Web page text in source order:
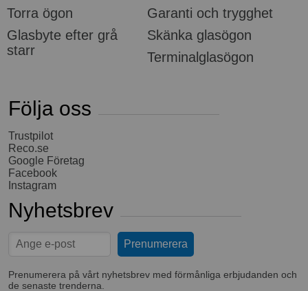
Torra ögon
Garanti och trygghet
Glasbyte efter grå
starr
Skänka glasögon
Terminalglasögon
Följa oss
Trustpilot
Reco.se
Google Företag
Facebook
Instagram
Nyhetsbrev
Prenumerera på vårt nyhetsbrev med förmånliga erbjudanden och
de senaste trenderna.